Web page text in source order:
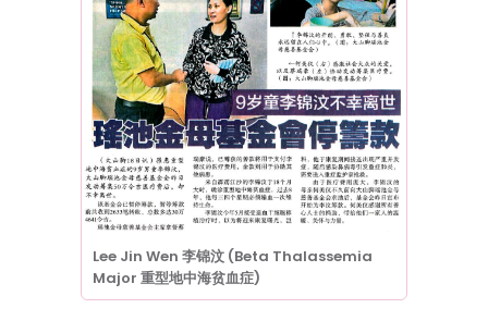
Lee Jin Wen 李锦汶 (Beta Thalassemia
Major 重型地中海贫血症)